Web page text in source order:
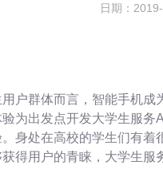
日期：
户群体而言，智能手机成
为出发点开发大学生服
身处在高校的学生们有
得用户的青睐，大学生